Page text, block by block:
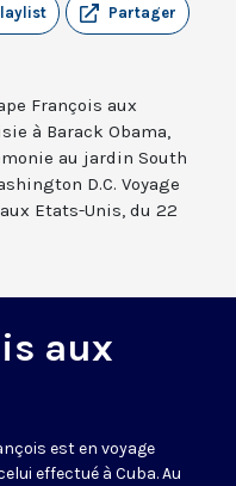
Partager
François aux
à Barack Obama,
au jardin South
D.C. Voyage
Etats-Unis, du 22
aux
est en voyage
effectué à Cuba. Au